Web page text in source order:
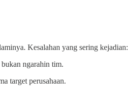
Kesalahan yang sering kejadian:
ngarahin tim.
target perusahaan.